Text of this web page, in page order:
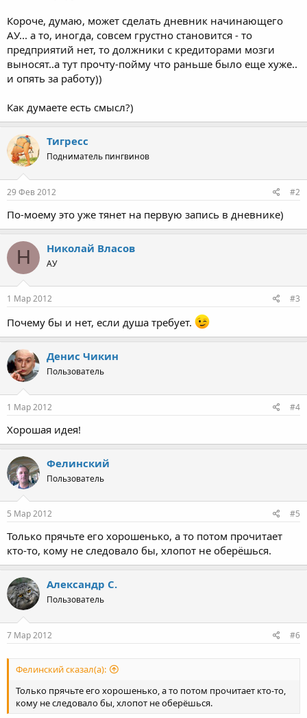
Короче, думаю, может сделать дневник начинающего
АУ... а то, иногда, совсем грустно становится - то
предприятий нет, то должники с кредиторами мозги
выносят..а тут прочту-пойму что раньше было еще хуже..
и опять за работу))
Как думаете есть смысл?)
Тигресс
Подниматель пингвинов
29 Фев 2012 #2
По-моему это уже тянет на первую запись в дневнике)
Н Николай Власов
АУ
1 Мар 2012 #3
Почему бы и нет, если душа требует.
Денис Чикин
Пользователь
1 Мар 2012 #4
Хорошая идея!
Фелинский
Пользователь
5 Мар 2012 #5
Только прячьте его хорошенько, а то потом прочитает
кто-то, кому не следовало бы, хлопот не оберёшься.
Александр С.
Пользователь
7 Мар 2012 #6
Фелинский сказал(а):
Только прячьте его хорошенько, а то потом прочитает кто-то,
кому не следовало бы, хлопот не оберёшься.